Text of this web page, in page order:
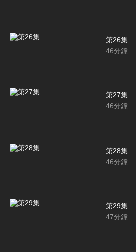
第26集
46分鐘
第27集
46分鐘
第28集
46分鐘
第29集
47分鐘